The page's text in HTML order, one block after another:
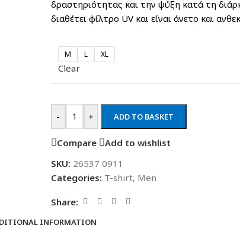
δραστηριότητας και την ψύξη κατά τη
διαθέτει φίλτρο UV και είναι άνετο και
M L XL
Clear
- + ADD TO BASKET
Compare
Add to wishlist
SKU: 26537 0911
Categories: T-shirt, Men
Share:
INFORMATION